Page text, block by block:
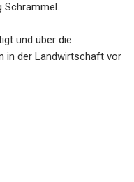
Schrammel.
und über die
in der Landwirtschaft vor